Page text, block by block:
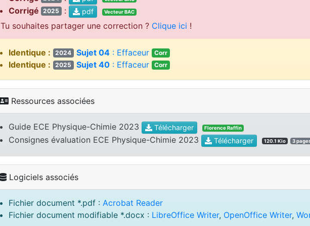
Corrigé 2025 : pdf Vecteur BAC
Tu souhaites partager une correction ? Clique ici !
Identique : 2024 Sujet 04 : Effaceur Corr
Identique : 2025 Sujet 40 : Effaceur Corr
Ressources associées
Guide ECE Physique-Chimie 2023 Télécharger Florence Raffin
Consignes évaluation ECE Physique-Chimie 2023 Télécharger 120.1 Kio 3
Logiciels associés
Fichier document *.pdf : Acrobat Reader
Fichier document modifiable *.docx : LibreOffice Writer, OpenOffice Writer,